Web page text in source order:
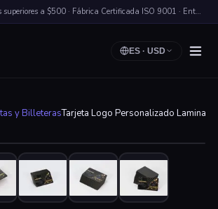
Envío gratis en órdenes superiores a $500 · Fábrica Certificada ISO 9001 · Entrega Rápida a Nivel Mundial
ES· USD
y BilleterasTarjeta Logo Personalizado